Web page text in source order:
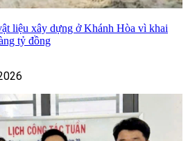
liệu xây dựng ở Khánh Hòa vì khai
tỷ đồng